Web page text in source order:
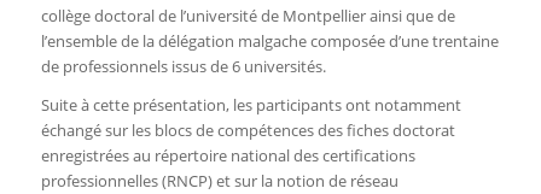
collège doctoral de l’université de Montpellier ainsi que de
l’ensemble de la délégation malgache composée d’une trentaine
de professionnels issus de 6 universités.
Suite à cette présentation, les participants ont notamment
échangé sur les blocs de compétences des fiches doctorat
enregistrées au répertoire national des certifications
professionnelles (RNCP) et sur la notion de réseau